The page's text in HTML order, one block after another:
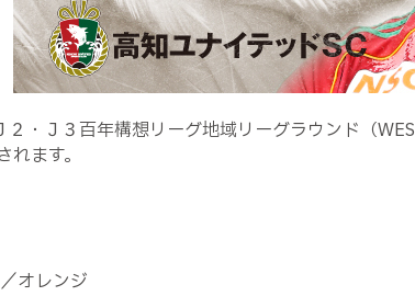
・Ｊ３百年構想リーグ地域リーグラウンド（
ます。
オレンジ